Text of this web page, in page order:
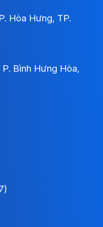
Hòa Hưng, TP.
P. Bình Hưng Hòa,